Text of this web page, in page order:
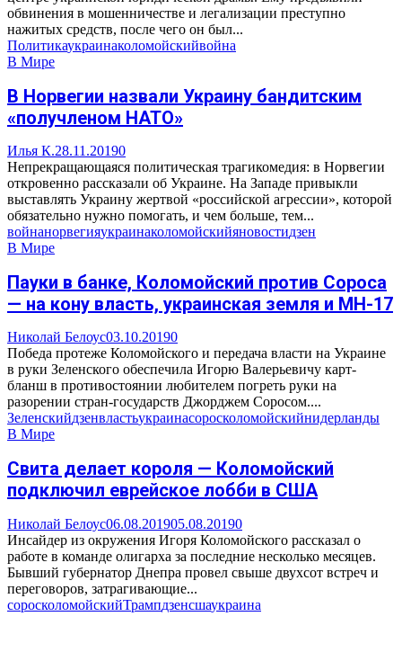
обвинения в мошенничестве и легализации преступно
нажитых средств, после чего он был...
Политикаукраинаколомойскийвойна
В Мире
В Норвегии назвали Украину бандитским
«получленом НАТО»
Илья К.28.11.20190
Непрекращающаяся политическая трагикомедия: в Норвегии
откровенно рассказали об Украине. На Западе привыкли
выставлять Украину жертвой «российской агрессии», которой
обязательно нужно помогать, и чем больше, тем...
войнанорвегияукраинаколомойскийяновостидзен
В Мире
Пауки в банке, Коломойский против Сороса
— на кону власть, украинская земля и МН-17
Николай Белоус03.10.20190
Победа протеже Коломойского и передача власти на Украине
в руки Зеленского обеспечила Игорю Валерьевичу карт-
бланш в противостоянии любителем погреть руки на
разорении стран-государств Джорджем Соросом....
Зеленскийдзенвластьукраинасоросколомойскийнидерланды
В Мире
Свита делает короля — Коломойский
подключил еврейское лобби в США
Николай Белоус06.08.201905.08.20190
Инсайдер из окружения Игоря Коломойского рассказал о
работе в команде олигарха за последние несколько месяцев.
Бывший губернатор Днепра провел свыше двухсот встреч и
переговоров, затрагивающие...
соросколомойскийТрампдзенсшаукраина